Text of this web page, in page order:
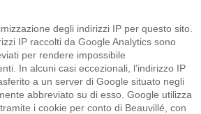
degli indirizzi IP per questo sito.
IP raccolti da Google Analytics sono
per rendere impossibile
In alcuni casi eccezionali, l’indirizzo IP
a un server di Google situato negli
abbreviato su di esso. Google utilizza
i cookie per conto di Beauvillé, con